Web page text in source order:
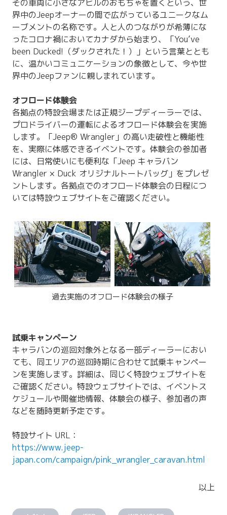
その車両に小さなアヒルのおもちゃを置くという、世
界中のJeepオーナーの間で広がっているユニークなム
ーブメントの名称です。人と人のつながりが希薄にな
ったコロナ禍においてカナダから始まり、「You’ve
been Ducked!（ダックされた！）」という言葉ととも
に、温かいコミュニケーションの象徴として、今や世
界中のJeepファンに親しまれています。
オフロード体験会
各拠点の特設会場または正規ジープディーラーでは、
プロドライバーの運転によるオフロード体験会を実施
します。「Jeep® Wrangler」の高い走破性と機能性
を、実際に体感できるイベントです。体験会の参加者
には、日常使いにも便利な「Jeep キャラバン
Wrangler × Duck オリジナルトートバッグ」をプレゼ
ントします。各拠点でのオフロード体験会の日程につ
いては特設ウェブサイトをご確認ください。
過去実施のオフロード体験会の様子
試乗キャンペーン
キャラバンの巡回対象外となる一部ディーラーにおい
ても、同エリアの巡回時期に合わせて試乗キャンペー
ンを実施します。詳細は、同じく特設ウェブサイトを
ご確認ください。特設ウェブサイトでは、イベントス
ケジュールや開催地情報、体験会の様子、参加者の声
などを随時更新予定です。
特設サイト URL：
https://www.jeep-
japan.com/campaign/pink_wrangler_caravan.html
以上